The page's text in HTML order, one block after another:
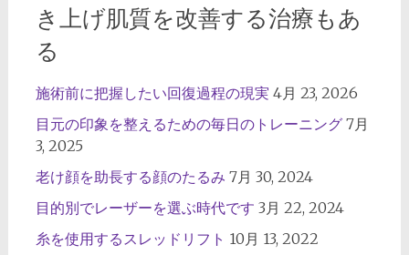
き上げ肌質を改善する治療もあ
る
施術前に把握したい回復過程の現実 4月 23, 2026
目元の印象を整えるための毎日のトレーニング 7月
3, 2025
老け顔を助長する顔のたるみ 7月 30, 2024
目的別でレーザーを選ぶ時代です 3月 22, 2024
糸を使用するスレッドリフト 10月 13, 2022